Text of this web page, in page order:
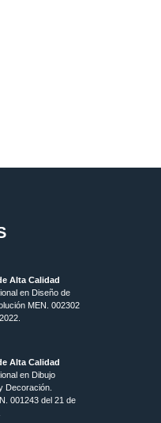
Alta Calidad
en Diseño de
MEN. 002302
Alta Calidad
en Dibujo
Decoración.
001243 del 21 de